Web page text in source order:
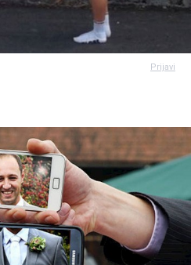
Prijavi